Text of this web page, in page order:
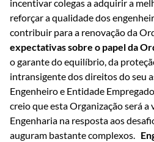
incentivar colegas a adquirir a
reforçar a qualidade dos
contribuir para a renovação da
expectativas sobre o papel da
o garante do equilíbrio, da
intransigente dos direitos do seu
Engenheiro e Entidade
creio que esta Organização será
Engenharia na resposta aos
auguram bastante complexos.